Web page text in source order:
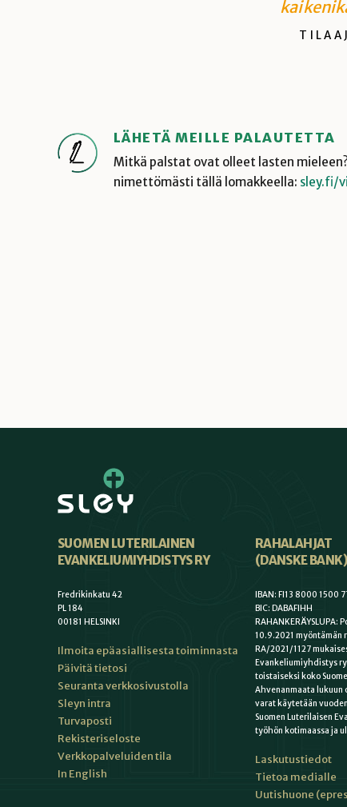
LÄHETÄ MEILLE PALAUTETTA
Mitkä palstat ovat olleet lasten
nimettömästi tällä lomakkeella: sley.fi/
SUOMEN LUTERILAINEN
EVANKELIUMIYHDISTYS RY
Fredrikinkatu 42
PL 184
00181 HELSINKI
Ilmoita epäasiallisesta toiminnasta
Päivitä tietosi
Seuranta verkkosivustolla
Sleyn intra
Turvaposti
Rekisteriseloste
Verkkopalveluiden tila
In English
RAHALAHJAT
(DANSKE
IBAN: FI13 8000 1500
BIC: DABAFIHH
RAHANKERÄYSLUPA:
10.9.2021 myöntämän
RA/2021/1127
Evankeliumiyhdistys
toistaiseksi koko
Ahvenanmaata
varat käytetään
Suomen Luterilaisen
työhön kotimaassa ja
Laskutustiedot
Tietoa medialle
Uutishuone